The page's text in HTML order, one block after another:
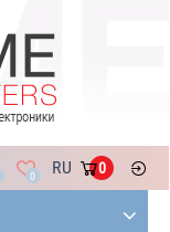
0 RU 0